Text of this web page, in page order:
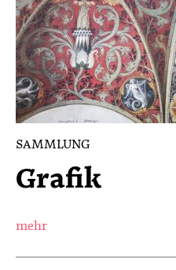
SAMMLUNG
Grafik
mehr